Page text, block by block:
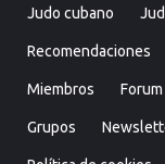
Judo cubano
Recomendaciones
Miembros Forum
Grupos